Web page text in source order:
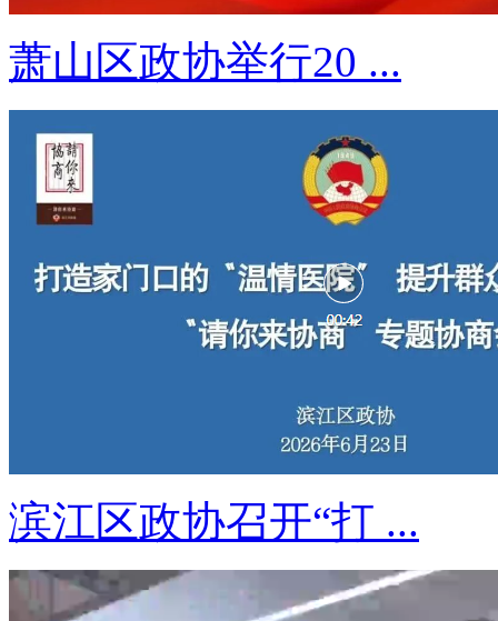
萧山区政协举行20 ...
滨江区政协召开“打 ...